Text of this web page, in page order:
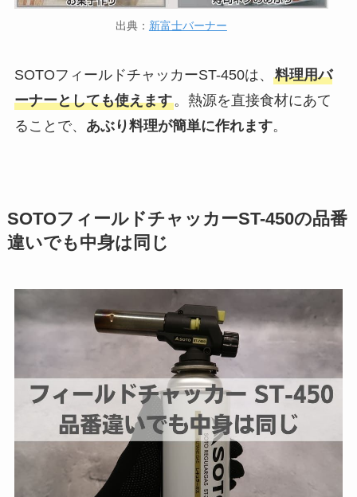
出典： 新富士バーナー
SOTOフィールドチャッカーST-450は、 料理用バ
ーナーとしても使えます。熱源を直接食材にあて
ることで、 あぶり料理が簡単に作れます。
SOTOフィールドチャッカーST-450の品番
違いでも中身は同じ